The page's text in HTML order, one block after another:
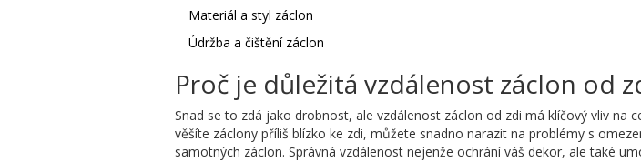
Materiál a styl záclon
Údržba a čištění záclon
Proč je důležitá vzdálenost záclon od
Snad se to zdá jako drobnost, ale vzdálenost záclon od zdi má klíčový vliv na
věšíte záclony příliš blízko ke zdi, můžete snadno narazit na problémy s
samotných záclon. Správná vzdálenost nejenže ochrání váš dekor, ale také